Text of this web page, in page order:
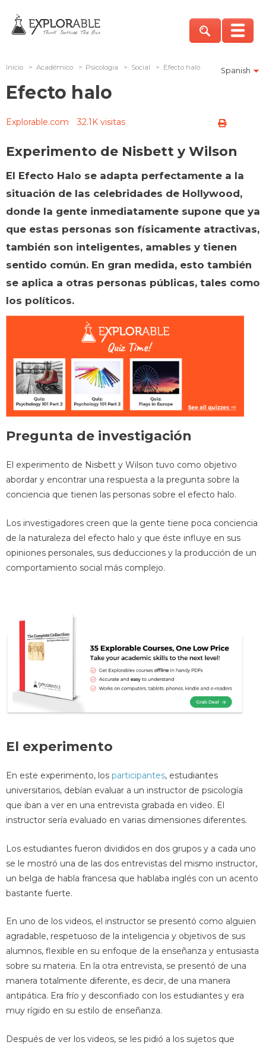
Spanish
Inicio > Académico > Psicología > Social > Efecto halo
Efecto halo
Explorable.com 32.1K visitas
Experimento de Nisbett y Wilson
El Efecto Halo se adapta perfectamente a la
situación de las celebridades de Hollywood,
donde la gente inmediatamente supone que ya
que estas personas son físicamente atractivas,
también son inteligentes, amables y tienen
sentido común. En gran medida, esto también
se aplica a otras personas públicas, tales como
los políticos.
Pregunta de investigación
El experimento de Nisbett y Wilson tuvo como objetivo
abordar y encontrar una respuesta a la pregunta sobre la
conciencia que tienen las personas sobre el efecto halo.
Los investigadores creen que la gente tiene poca conciencia
de la naturaleza del efecto halo y que éste influye en sus
opiniones personales, sus deducciones y la producción de un
comportamiento social más complejo.
El experimento
En este experimento, los participantes, estudiantes
universitarios, debían evaluar a un instructor de psicología
que iban a ver en una entrevista grabada en video. El
instructor sería evaluado en varias dimensiones diferentes.
Los estudiantes fueron divididos en dos grupos y a cada uno
se le mostró una de las dos entrevistas del mismo instructor,
un belga de habla francesa que hablaba inglés con un acento
bastante fuerte.
En uno de los videos, el instructor se presentó como alguien
agradable, respetuoso de la inteligencia y objetivos de sus
alumnos, flexible en su enfoque de la enseñanza y entusiasta
sobre su materia. En la otra entrevista, se presentó de una
manera totalmente diferente, es decir, de una manera
antipática. Era frío y desconfiado con los estudiantes y era
muy rígido en su estilo de enseñanza.
Después de ver los videos, se les pidió a los sujetos que